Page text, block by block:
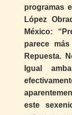
programas
López
México:
parece
Repuesta.
Igual
este